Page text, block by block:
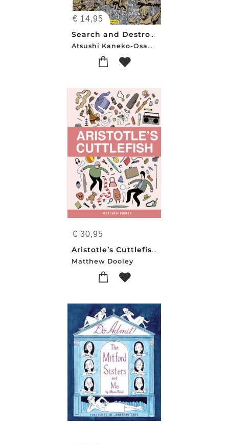
€ 14,95
Search and Destroy Vol. 1
Atsushi Kaneko-Osamu Tezuka
€ 30,95
Aristotle’s Cuttlefish
Matthew Dooley